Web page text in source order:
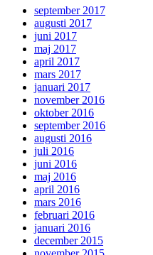
september 2017
augusti 2017
juni 2017
maj 2017
april 2017
mars 2017
januari 2017
november 2016
oktober 2016
september 2016
augusti 2016
juli 2016
juni 2016
maj 2016
april 2016
mars 2016
februari 2016
januari 2016
december 2015